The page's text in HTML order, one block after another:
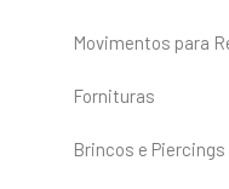
Movimentos para
Fornituras
Brincos e Piercings